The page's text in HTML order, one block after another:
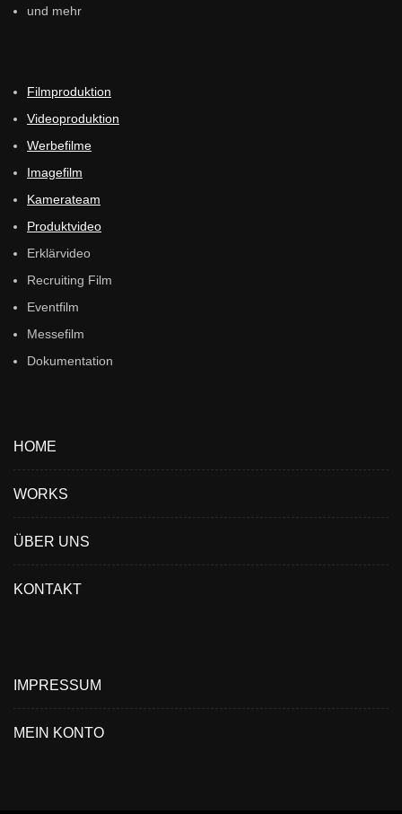
und mehr
Filmproduktion
Videoproduktion
Werbefilme
Imagefilm
Kamerateam
Produktvideo
Erklärvideo
Recruiting Film
Eventfilm
Messefilm
Dokumentation
HOME
WORKS
ÜBER UNS
KONTAKT
IMPRESSUM
MEIN KONTO